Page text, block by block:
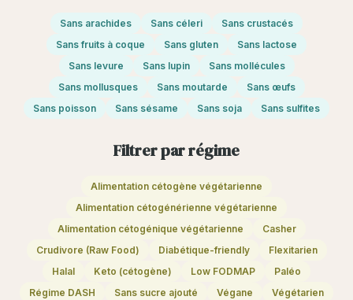
Sans arachides Sans céleri
Sans crustacés
Sans fruits à coque
Sans gluten
Sans lactose
Sans levure
Sans lupin
Sans mollécules
Sans mollusques
Sans moutarde
Sans œufs
Sans poisson
Sans sésame Sans soja Sans sulfites
Filtrer par régime
Alimentation cétogène végétarienne
Alimentation cétogénérienne végétarienne
Alimentation cétogénique végétarienne
Casher
Crudivore (Raw Food)
Diabétique-friendly
Flexitarien
Halal
Keto (cétogène) Low FODMAP
Paléo
Régime DASH
Sans sucre ajouté Végane
Végétarien